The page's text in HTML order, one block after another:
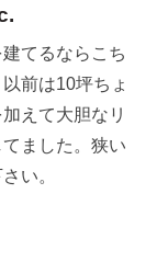
てるならこち
前は10坪ちょ
えて大胆なリ
ました。狭い
い。